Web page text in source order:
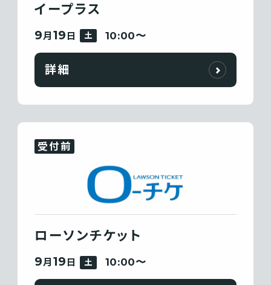
イープラス
9月 19 日 土 10:00〜
詳細
受付前
ローソンチケット
9月 19 日 土 10:00〜